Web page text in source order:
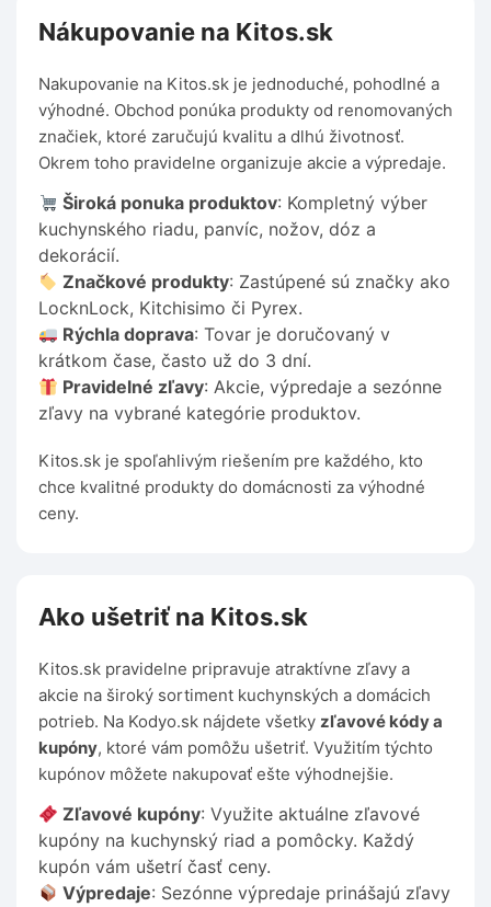
Nákupovanie na Kitos.sk
Nakupovanie na Kitos.sk je jednoduché, pohodlné a
výhodné. Obchod ponúka produkty od renomovaných
značiek, ktoré zaručujú kvalitu a dlhú životnosť.
Okrem toho pravidelne organizuje akcie a výpredaje.
Široká ponuka produktov: Kompletný výber
kuchynského riadu, panvíc, nožov, dóz a
dekorácií.
Značkové produkty: Zastúpené sú značky ako
LocknLock, Kitchisimo či Pyrex.
Rýchla doprava: Tovar je doručovaný v
krátkom čase, často už do 3 dní.
Pravidelné zľavy: Akcie, výpredaje a sezónne
zľavy na vybrané kategórie produktov.
Kitos.sk je spoľahlivým riešením pre každého, kto
chce kvalitné produkty do domácnosti za výhodné
ceny.
Ako ušetriť na Kitos.sk
Kitos.sk pravidelne pripravuje atraktívne zľavy a
akcie na široký sortiment kuchynských a domácich
potrieb. Na Kodyo.sk nájdete všetky zľavové kódy a
kupóny, ktoré vám pomôžu ušetriť. Využitím týchto
kupónov môžete nakupovať ešte výhodnejšie.
Zľavové kupóny: Využite aktuálne zľavové
kupóny na kuchynský riad a pomôcky. Každý
kupón vám ušetrí časť ceny.
Výpredaje: Sezónne výpredaje prinášajú zľavy